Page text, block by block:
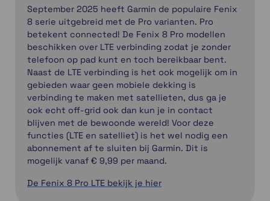
September 2025 heeft Garmin de populaire Fenix
8 serie uitgebreid met de Pro varianten. Pro
betekent connected! De Fenix 8 Pro modellen
beschikken over LTE verbinding zodat je zonder
telefoon op pad kunt en toch bereikbaar bent.
Naast de LTE verbinding is het ook mogelijk om in
gebieden waar geen mobiele dekking is
verbinding te maken met satellieten, dus ga je
ook echt off-grid ook dan kun je in contact
blijven met de bewoonde wereld! Voor deze
functies (LTE en satelliet) is het wel nodig een
abonnement af te sluiten bij Garmin. Dit is
mogelijk vanaf € 9,99 per maand.
De Fenix 8 Pro LTE bekijk je hier